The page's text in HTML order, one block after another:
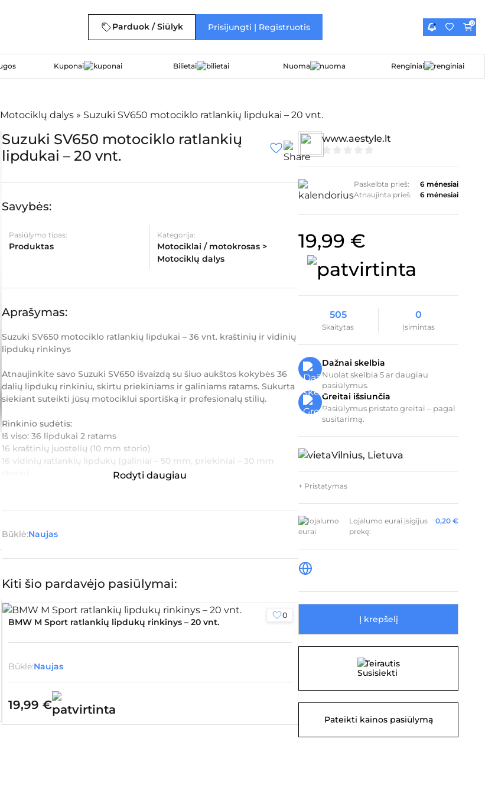
Parduok / Siūlyk Prisijungti | Registruotis 0
Kuponai Bilietai Nuoma Renginiai
Motociklų dalys » Suzuki SV650 motociklo ratlankių lipdukai – 20 vnt.
Suzuki SV650 motociklo ratlankių
lipdukai – 20 vnt.
Savybės:
Pasiūlymo tipas:
Produktas
Kategorija:
Motociklai / motokrosas >
Motociklų dalys
Aprašymas:
Suzuki SV650 motociklo ratlankių lipdukai – 36 vnt. kraštinių ir vidinių
lipdukų rinkinys
Atnaujinkite savo Suzuki SV650 išvaizdą su šiuo aukštos kokybės 36
dalių lipdukų rinkiniu, skirtu priekiniams ir galiniams ratams. Sukurta
siekiant suteikti jūsų motociklui sportišką ir profesionalų stilių.
Rinkinio sudėtis:
Iš viso: 36 lipdukai 2 ratams
16 kraštinių juostelių (10 mm storio)
16 vidinių ratlankių lipdukų (galiniai – 50 mm, priekiniai – 30 mm
Rodyti daugiau
Būklė:Naujas
Kiti šio pardavėjo pasiūlymai:
0
BMW M Sport ratlankių lipdukų rinkinys – 20 vnt.
Būklė:Naujas
19,99 €
www.aestyle.lt
Paskelbta prieš:
6 mėnesiai
Atnaujinta prieš:
6 mėnesiai
19,99 €
505
Skaitytas
0
Įsimintas
Dažnai skelbia
Nuolat skelbia 5 ar daugiau
pasiūlymus.
Greitai išsiunčia
Pasiūlymus pristato greitai – pagal
susitarimą.
Vilnius, Lietuva
+ Pristatymas
Lojalumo eurai įsigijus
prekę:
0,20 €
Į krepšelį
Teirautis
Pateikti kainos pasiūlymą